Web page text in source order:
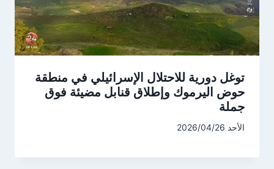
توغل دورية للاحتلال الإسرائيلي في منطقة
حوض اليرموك وإطلاق قنابل مضيئة فوق
جملة
الأحد 2026/04/26